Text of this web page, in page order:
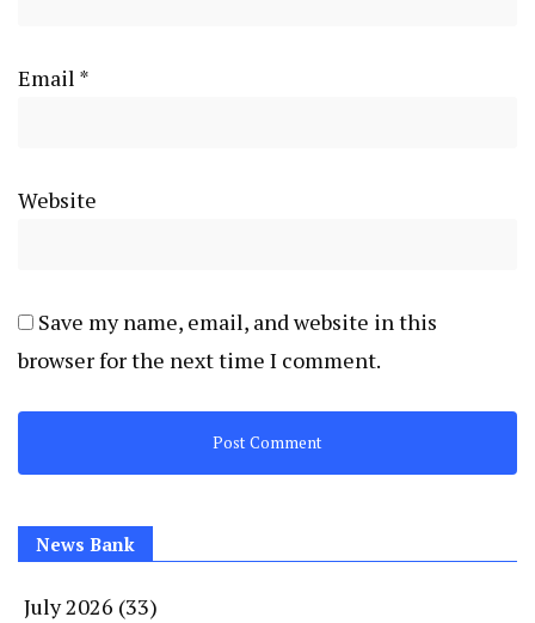
Email *
Website
Save my name, email, and website in this
browser for the next time I comment.
News Bank
July 2026 (33)